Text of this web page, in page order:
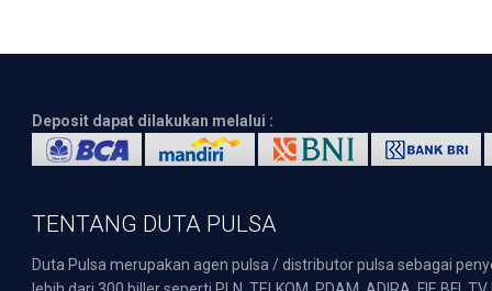
Deposit dapat dilakukan melalui :
TENTANG DUTA PULSA
Duta Pulsa merupakan agen pulsa / distributor pulsa sebagai